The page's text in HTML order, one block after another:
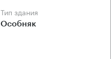
Тип здания
Особняк